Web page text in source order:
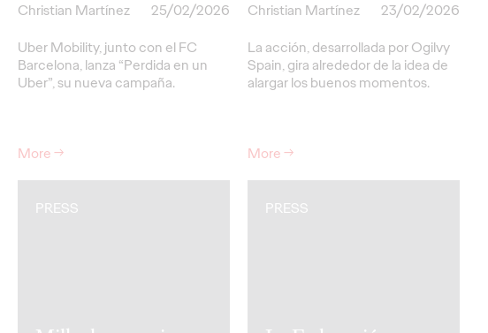
Christian Martínez
25/02/2026
Uber Mobility, junto con el FC
Barcelona, lanza “Perdida en un
Uber”, su nueva campaña.
More→
Christian Martínez
23/02/2026
La acción, desarrollada por Ogilvy
Spain, gira alrededor de la idea de
alargar los buenos momentos.
More→
PRESS PRESS